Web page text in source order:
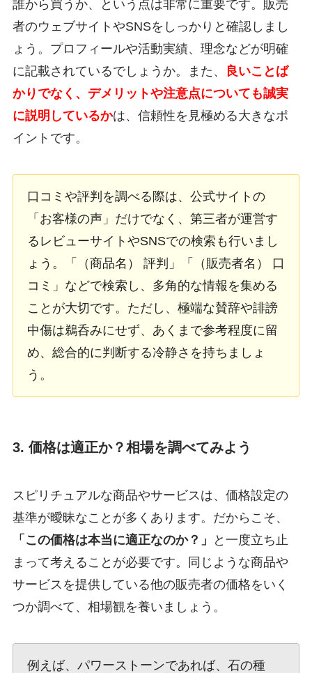
誰から買うか、という点は非常に重要です。販売
者のウェブサイトやSNSをしっかりと確認しまし
ょう。プロフィールや活動実績、理念などが明確
に記載されているでしょうか。また、
良いことば
かりでなく、デメリットや注意点についても誠実
に説明しているかは、信頼性を見極める大きなポ
イントです。
口コミや評判を調べる際は、公式サイトの
「お客様の声」だけでなく、第三者が運営す
るレビューサイトやSNSでの検索も行いまし
ょう。「（商品名） 評判」「（販売者名） 口
コミ」などで検索し、多角的な情報を集める
ことが大切です。ただし、極端な賛辞や誹謗
中傷は鵜呑みにせず、あくまで参考程度に留
め、総合的に判断する冷静さを持ちましょ
う。
3. 価格は適正か？相場を調べてみよう
スピリチュアルな商品やサービスは、価格設定の
基準が曖昧なことが多くあります。だからこそ、
「この価格は本当に適正なのか？」
と一度立ち止
まって考えることが必要です。同じような商品や
サービスを提供している他の販売者の価格をいく
つか調べて、相場観を養いましょう。
例えば、パワーストーンであれば、石の種